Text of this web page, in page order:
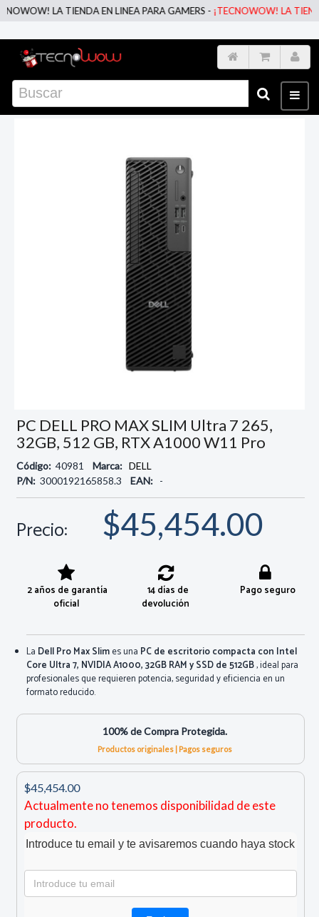
LA TIENDA EN LINEA PARA GAMERS -¡TECNOWOW! LA TIENDA
PC DELL PRO MAX SLIM Ultra 7 265,
32GB, 512 GB, RTX A1000 W11 Pro
Código: 40981 Marca: DELL
P/N: 3000192165858.3 EAN: -
Precio: $45,454.00
2 años de garantía
oficial
14 días de
devolución
Pago seguro
La Dell Pro Max Slimes una PC de escritorio compacta con Intel
Core Ultra 7, NVIDIA A1000, 32GB RAM y SSD de 512GB, ideal para
profesionales que requieren potencia, seguridad y eficiencia en un
formato reducido.
100% de Compra Protegida.
Productos originales | Pagos seguros
$45,454.00
Actualmente no tenemos disponibilidad de este
producto.
Introduce tu email y te avisaremos cuando haya stock